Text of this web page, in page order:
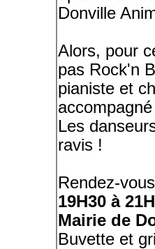
Donville
Alors, pour
pas Rock'n
pianiste et
Les
ravis !
Rendez-
19H30 à
Mairie de
Buvette et